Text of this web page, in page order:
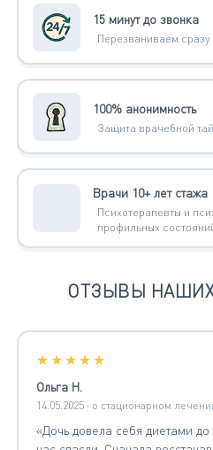
15 минут до звонка
Перезваниваем сразу
100% анонимность
Защита врачебной
Врачи 10+ лет стажа
Психотерапевты и
профильных
ОТЗЫВЫ
★★★★★
Ольга Н.
14.05.2025 · о стационарном
«Дочь довела себя диетами